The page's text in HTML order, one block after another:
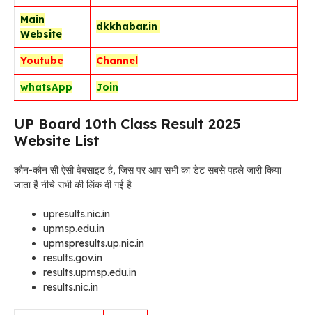
Main
Website
dkkhabar.in
Youtube Channel
whatsApp Join
UP Board 10th Class Result 2025
Website List
कौन-कौन सी ऐसी वेबसाइट है, जिस पर आप सभी का डेट सबसे पहले जारी किया
जाता है नीचे सभी की लिंक दी गई है
upresults.nic.in
upmsp.edu.in
upmspresults.up.nic.in
results.gov.in
results.upmsp.edu.in
results.nic.in